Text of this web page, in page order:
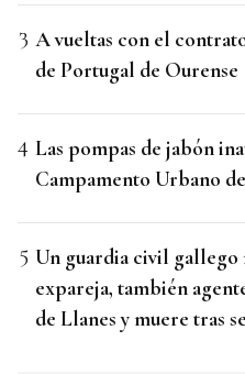
A vueltas con el
de Portugal de Ourense
Las pompas de jabón
Campamento Urbano
Un guardia civil gallego
expareja, también
de Llanes y muere tras